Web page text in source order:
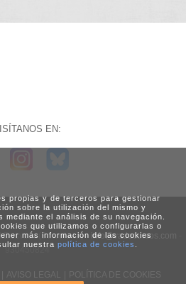
EN:
Desvern (Barcelona) - info@vadecursos.com
930450824
AVISO LEGAL POLÍTICA DE COOKIES
propias y de terceros para gestionar
sobre la utilización del mismo y
el análisis de su navegación.
que utilizamos o configurarlas o
más información de las cookies
nuestra política de cookies